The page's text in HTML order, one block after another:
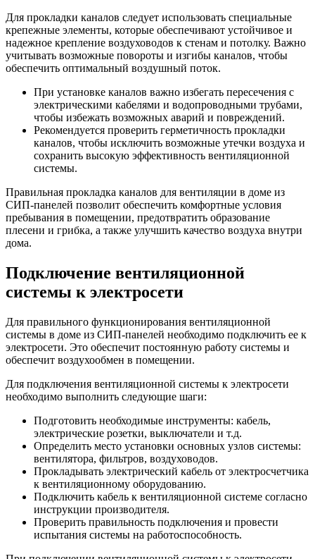
Для прокладки каналов следует использовать специальные
крепежные элементы, которые обеспечивают устойчивое и
надежное крепление воздуховодов к стенам и потолку. Важно
учитывать возможные повороты и изгибы каналов, чтобы
обеспечить оптимальный воздушный поток.
При установке каналов важно избегать пересечения с
электрическими кабелями и водопроводными трубами,
чтобы избежать возможных аварий и повреждений.
Рекомендуется проверить герметичность прокладки
каналов, чтобы исключить возможные утечки воздуха и
сохранить высокую эффективность вентиляционной
системы.
Правильная прокладка каналов для вентиляции в доме из
СИП-панелей позволит обеспечить комфортные условия
пребывания в помещении, предотвратить образование
плесени и грибка, а также улучшить качество воздуха внутри
дома.
Подключение вентиляционной
системы к электросети
Для правильного функционирования вентиляционной
системы в доме из СИП-панелей необходимо подключить ее к
электросети. Это обеспечит постоянную работу системы и
обеспечит воздухообмен в помещении.
Для подключения вентиляционной системы к электросети
необходимо выполнить следующие шаги:
Подготовить необходимые инструменты: кабель,
электрические розетки, выключатели и т.д.
Определить место установки основных узлов системы:
вентилятора, фильтров, воздуховодов.
Прокладывать электрический кабель от электросчетчика
к вентиляционному оборудованию.
Подключить кабель к вентиляционной системе согласно
инструкции производителя.
Проверить правильность подключения и провести
испытания системы на работоспособность.